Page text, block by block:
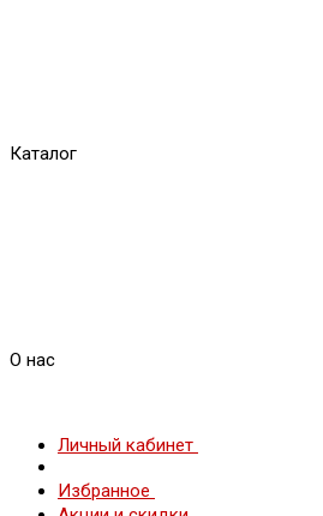
Каталог
О нас
Личный кабинет
Избранное